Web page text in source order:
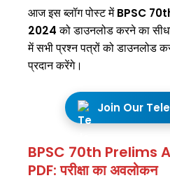
आज इस ब्लॉग पोस्ट मेंBPSC
2024को डाउनलोड करने का
में सभी प्रश्न पत्रों को डाउनलोड
प्रदान करेंगे।
Join Our
BPSC 70th Prelims
PDF: परीक्षा का अवलोकन